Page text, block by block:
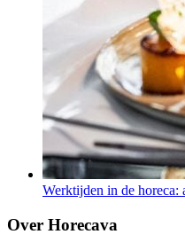
Werktijden in de horeca:
Over Horecava